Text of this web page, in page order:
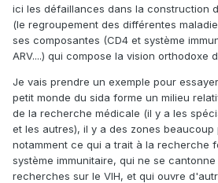
ici les défaillances dans la construction
(le regroupement des différentes
ses composantes (CD4 et système
ARV....) qui compose la vision orthodoxe
Je vais prendre un exemple pour
petit monde du sida forme un milieu
de la recherche médicale (il y a les
et les autres), il y a des zones beaucoup
notamment ce qui a trait à la recherche
système immunitaire, qui ne se
recherches sur le VIH, et qui ouvre